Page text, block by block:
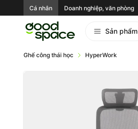
Cá nhân Doanh nghiệp, văn phòng
Sản phẩm
Ghế công thái học HyperWork